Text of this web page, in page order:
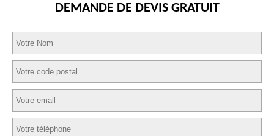
DEMANDE DE DEVIS GRATUIT